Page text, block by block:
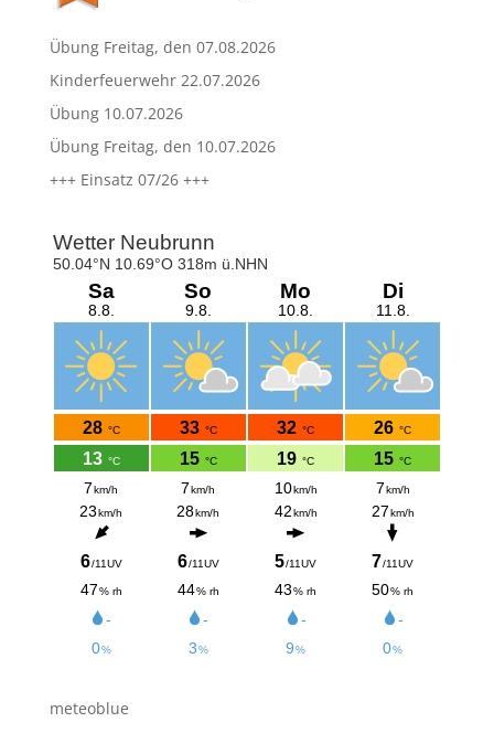
Übung Freitag, den 07.08.2026
Kinderfeuerwehr 22.07.2026
Übung 10.07.2026
Übung Freitag, den 10.07.2026
+++ Einsatz 07/26 +++
meteoblue